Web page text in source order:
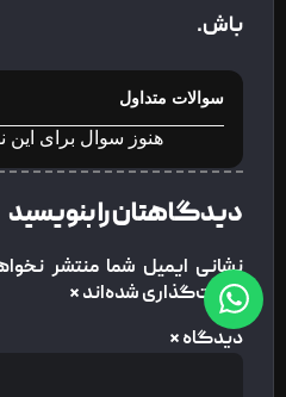
باش.
سوالات متداول
هنوز سوال برای این
دیدگاهتان را بنویسید
نشانی ایمیل شما منتشر
علامت‌گذاری شده‌اند*
دیدگاه*